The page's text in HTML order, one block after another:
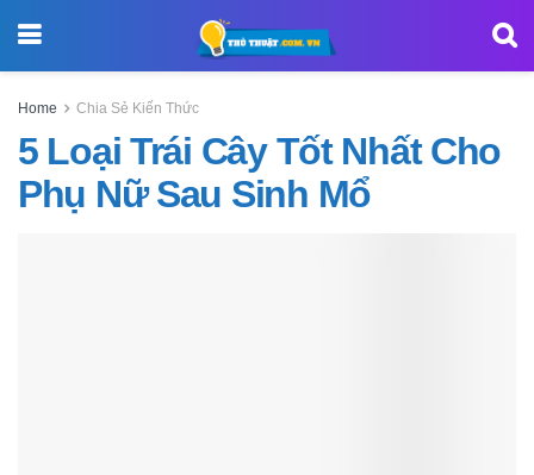
Home Chia Sẻ Kiến Thức
5 Loại Trái Cây Tốt Nhất Cho
Phụ Nữ Sau Sinh Mổ